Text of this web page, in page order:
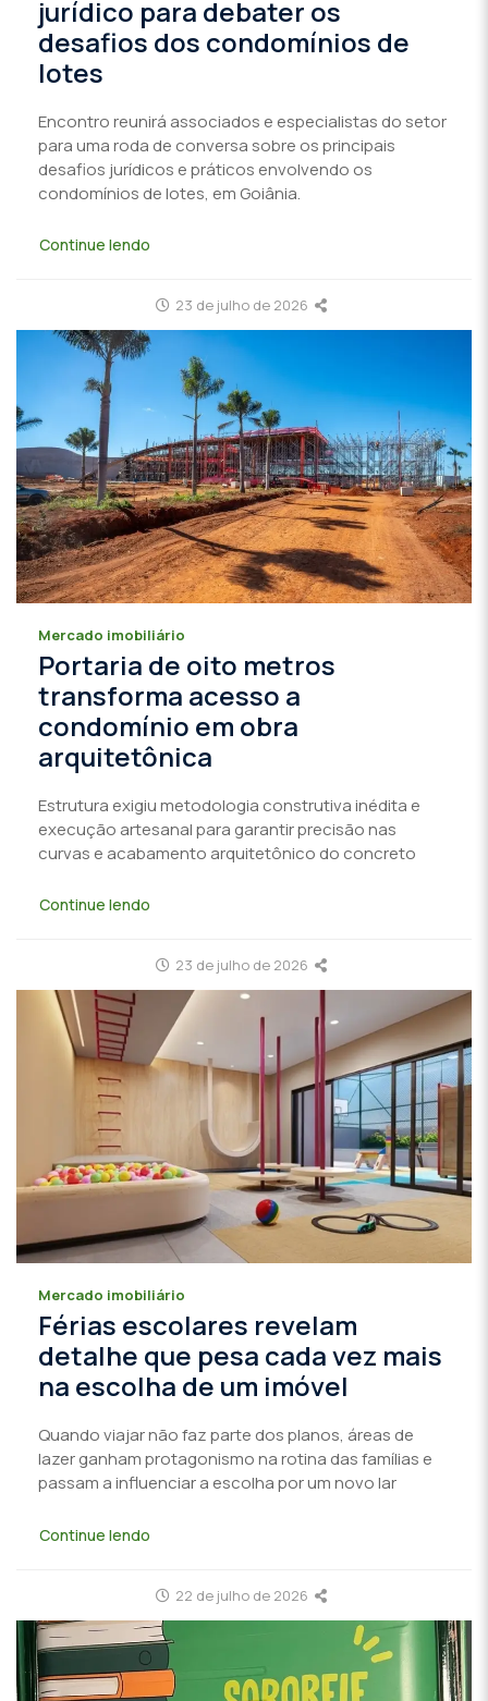
jurídico para debater os
desafios dos condomínios de
lotes
Encontro reunirá associados e especialistas do setor
para uma roda de conversa sobre os principais
desafios jurídicos e práticos envolvendo os
condomínios de lotes, em Goiânia.
Continue lendo
23 de julho de 2026
Mercado imobiliário
Portaria de oito metros
transforma acesso a
condomínio em obra
arquitetônica
Estrutura exigiu metodologia construtiva inédita e
execução artesanal para garantir precisão nas
curvas e acabamento arquitetônico do concreto
Continue lendo
23 de julho de 2026
Mercado imobiliário
Férias escolares revelam
detalhe que pesa cada vez mais
na escolha de um imóvel
Quando viajar não faz parte dos planos, áreas de
lazer ganham protagonismo na rotina das famílias e
passam a influenciar a escolha por um novo lar
Continue lendo
22 de julho de 2026